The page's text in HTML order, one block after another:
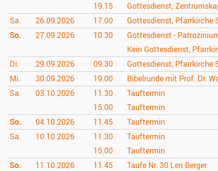
19.15
Gottesdienst,
Sa.
26.09.2026 17.00
Gottesdienst, Pfarrkirche
So.
27.09.2026 10.30
Gottesdienst -
Kein Gottesdienst,
Di.
29.09.2026 09.30
Gottesdienst, Pfarrkirche
Mi.
30.09.2026 19.00
Bibelrunde mit Prof. Dr.
Sa.
03.10.2026 11.30
Tauftermin
15.00
Tauftermin
So.
04.10.2026 11.45
Tauftermin
Sa.
10.10.2026 11.30
Tauftermin
15.00
Tauftermin
So.
11.10.2026 11.45
Taufe Nr. 30 Len Berger